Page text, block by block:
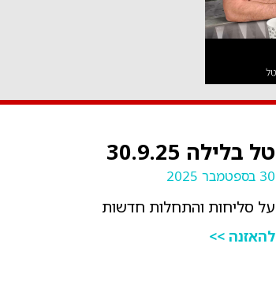
טל בלילה 30.9.25
30 בספטמבר 2025
על סליחות והתחלות חדשות
להאזנה >>